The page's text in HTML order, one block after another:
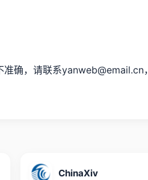
确，请联系yanweb@email.cn，
ChinaXiv